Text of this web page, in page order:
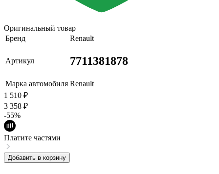
Оригинальный товар
Бренд
Renault
Артикул 7711381878
Марка автомобиля Renault
1 510 ₽
3 358 ₽
-55%
Платите частями
Добавить в корзину